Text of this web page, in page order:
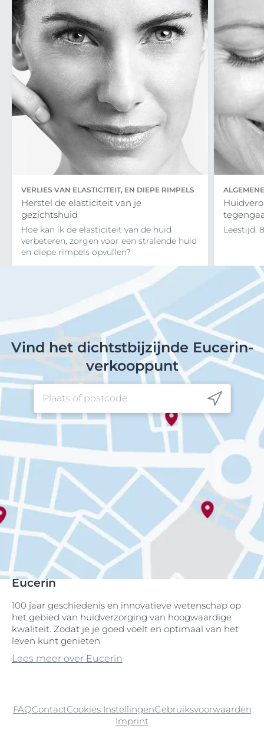
VERLIES VAN ELASTICITEIT, EN DIEPE RIMPELS
Herstel de elasticiteit van je
gezichtshuid
Hoe kan ik de elasticiteit van de huid
verbeteren, zorgen voor een stralende huid
en diepe rimpels opvullen?
Leestijd:
Vind het dichtstbijzijnde Eucerin-
verkooppunt
Eucerin
100 jaar geschiedenis en innovatieve wetenschap op
het gebied van huidverzorging van hoogwaardige
kwaliteit. Zodat je je goed voelt en optimaal van het
leven kunt genieten
Lees meer over Eucerin
FAQContactCookies InstellingenGebruiksvoorwaarden
Imprint